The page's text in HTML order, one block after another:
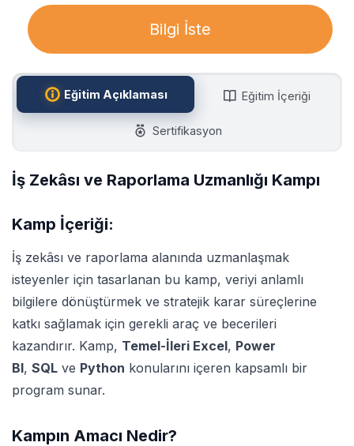
Bilgi İste
Eğitim Açıklaması Eğitim İçeriği
Sertifikasyon
İş Zekâsı ve Raporlama Uzmanlığı Kampı
Kamp İçeriği:
İş zekâsı ve raporlama alanında uzmanlaşmak
isteyenler için tasarlanan bu kamp, veriyi anlamlı
bilgilere dönüştürmek ve stratejik karar süreçlerine
katkı sağlamak için gerekli araç ve becerileri
kazandırır. Kamp, Temel-İleri Excel, Power
BI, SQL ve Python konularını içeren kapsamlı bir
program sunar.
Kampın Amacı Nedir?